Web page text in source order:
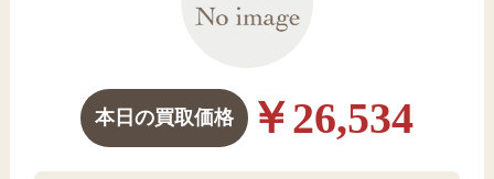
本日の買取価格 ￥26,534